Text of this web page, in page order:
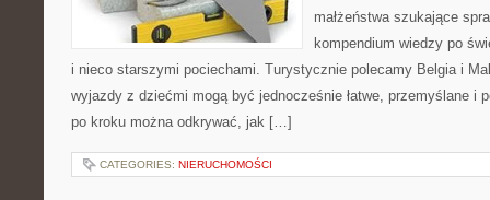
małżeństwa szukające
kompendium wiedzy po
i nieco starszymi pociechami. Turystycznie polecamy Belgia i
wyjazdy z dziećmi mogą być jednocześnie łatwe, przemyślane i
po kroku można odkrywać, jak […]
CATEGORIES: NIERUCHOMOŚCI